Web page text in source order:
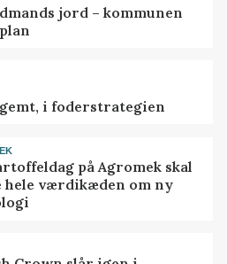
jord – kommunen
i foderstrategien
på Agromek skal
hele værdikæden om ny